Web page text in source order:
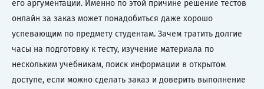
его аргументации. Именно по этой причине решение тестов
онлайн за заказ может понадобиться даже хорошо
успевающим по предмету студентам. Зачем тратить долгие
часы на подготовку к тесту, изучение материала по
нескольким учебникам, поиск информации в открытом
доступе, если можно сделать заказ и доверить выполнение